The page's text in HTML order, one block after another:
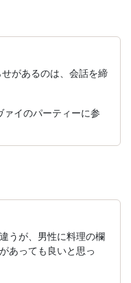
があるのは、会話を締
イのパーティーに参
うが、男性に料理の欄
あっても良いと思っ